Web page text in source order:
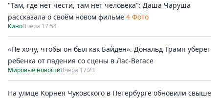
"Там, где нет чести, там нет человека": Даша Чаруша
рассказала о своём новом фильме 4 Фото
КиноВчера 17:54
«Не хочу, чтобы он был как Байден». Дональд Трамп уберег
ребенка от падения со сцены в Лас-Вегасе
Мировые новостиВчера 17:23
На улице Корнея Чуковского в Петербурге обновили свыше